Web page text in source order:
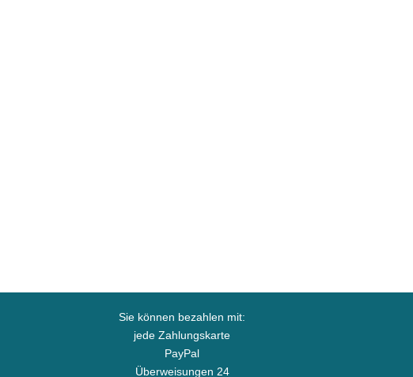
Sie können bezahlen mit:
jede Zahlungskarte
PayPal
Überweisungen 24